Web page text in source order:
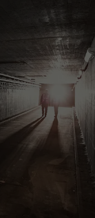
die dortige
Sie zudem